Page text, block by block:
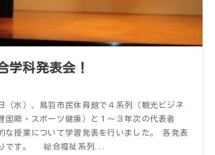
学科発表会！
（水）、鳥羽市民体育館で４系列（観光ビジネ
国際・スポーツ健康）と１～３年次の代表者
な授業について学習発表を行いました。 各発表
です。 総合福祉系列...